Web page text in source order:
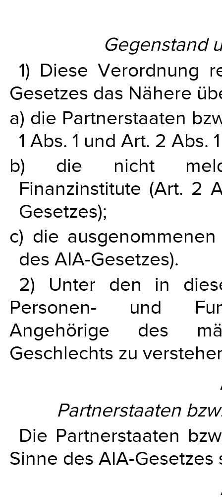
Gegenstand
1) Diese Verordnung
Gesetzes das Nähere
a) die Partnerstaaten
1 Abs. 1 und Art. 2 Abs.
b) die nicht
Finanzinstitute (Art. 2
Gesetzes);
c) die
des AIA-Gesetzes).
2) Unter den in
Personen- und
Angehörige des
Geschlechts zu
Partnerstaaten
Die Partnerstaaten
Sinne des AIA-